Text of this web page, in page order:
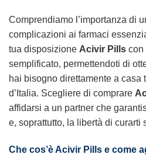
Comprendiamo l’importanza di
complicazioni ai farmaci
tua disposizione Acivir Pills con
semplificato, permettendoti di
hai bisogno direttamente a casa
d’Italia. Scegliere di comprare
affidarsi a un partner che
e, soprattutto, la libertà di curarti
Che cos’è Acivir Pills e come